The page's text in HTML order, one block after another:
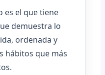
es el que tiene
demuestra lo
ordenada y
hábitos que más